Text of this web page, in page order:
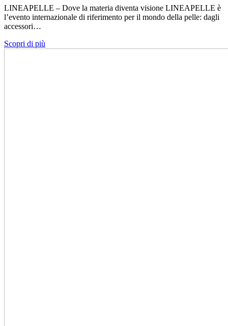
LINEAPELLE – Dove la materia diventa visione LINEAPELLE è
l’evento internazionale di riferimento per il mondo della pelle: dagli
accessori…
Scopri di più